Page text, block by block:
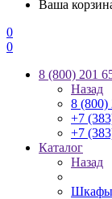
Ваша
0
0
8 (800) 201
Назад
8 (800)
+7
+7
Каталог
Назад
Шкафы